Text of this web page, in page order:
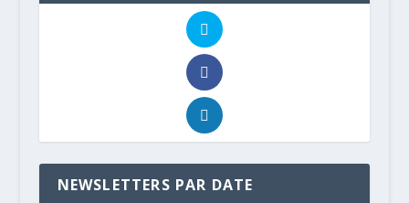
NEWSLETTERS PAR DATE